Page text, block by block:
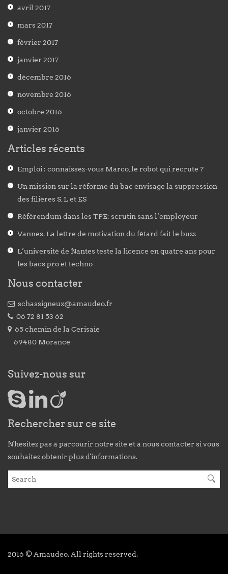
avril 2017
mars 2017
février 2017
janvier 2017
décembre 2016
novembre 2016
octobre 2016
janvier 2016
Articles récents
Emploi : connaissez-vous Marco, le robot qui recrute ?
Un mission sur la réforme du bac envisage la suppression
des filières S, L et ES
Référendum dans les TPE: scrutin sans l’employeur
Vannes. La lettre de motivation du fêtard fait le buzz
L’université de Nantes teste la licence en quatre ans pour
les bacs pro et techno
Nous contacter
schassigneux@amaudeo.fr
06 72 81 53 62
65 chemin de la Cerisaie
69480 Morancé
Suivez-nous sur
Rechercher sur ce site
N'hésitez pas à parcourir notre site et à nous contacter si vous
souhaitez obtenir plus d'informations.
2016 © Amaudeo. All rights reserved.